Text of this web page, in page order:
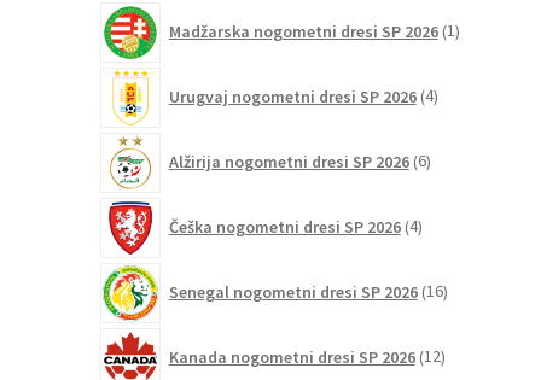
Madžarska nogometni dresi SP 2026 1izdelek
Urugvaj nogometni dresi SP 2026 4izdelki
Alžirija nogometni dresi SP 2026 6izdelkov
Češka nogometni dresi SP 2026 4izdelki
Senegal nogometni dresi SP 2026 16izdelkov
Kanada nogometni dresi SP 2026 12izdelkov